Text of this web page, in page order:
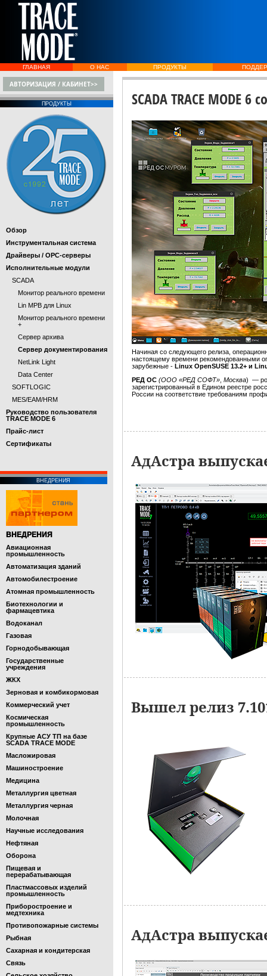
ГЛАВНАЯ О НАС ПРОДУКТЫ
АВТОРИЗАЦИЯ / КАБИНЕТ>>
ПРОДУКТЫ
Обзор
Инструментальная система
Драйверы / OPC-серверы
Исполнительные модули
SCADA
Монитор реального времени
Lin МРВ для Linux
Монитор реального времени
+
Сервер архива
Сервер документирования
NetLink Light
Data Center
SOFTLOGIC
MES/EAM/HRM
Руководство пользователя
TRACE MODE 6
Прайс-лист
Cертификаты
ВНЕДРЕНИЯ
ВНЕДРЕНИЯ
Авиационная
промышленность
Автоматизация зданий
Автомобилестроение
Атомная промышленность
Биотехнологии и
фармацевтика
Водоканал
Газовая
Горнодобывающая
Государственные
учреждения
ЖКХ
Зерновая и комбикормовая
Коммерческий учет
Космическая
промышленность
Крупные АСУ ТП на базе
SCADA TRACE MODE
Масложировая
Машиностроение
Медицина
Металлургия цветная
Металлургия черная
Молочная
Научные исследования
Нефтяная
Оборона
Пищевая и
перерабатывающая
Пластмассовых изделий
промышленность
Приборостроение и
медтехника
Противопожарные системы
Рыбная
Сахарная и кондитерская
Связь
SCADA TRACE MODE
Начиная со следующего релиза,
настоящему времени рекомендованными
зарубежные - Linux OpenSUSE 13.2+ и
РЕД ОС (ООО «РЕД СОФТ» Москва) —
зарегистрированный в Едином реестре
России на соответствие требованиям
АдАстра
Вышел релиз
АдАстра